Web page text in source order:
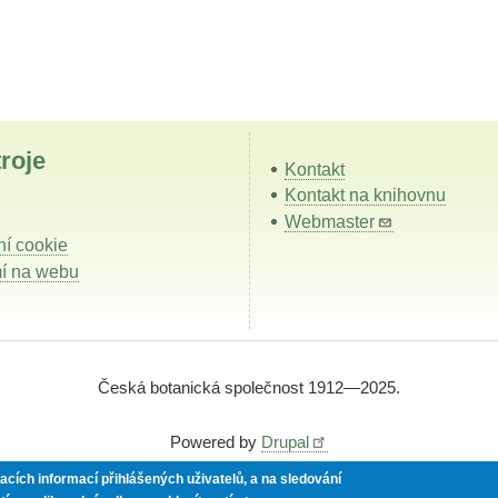
cookie
na webu
Kontakt
Kontakt na knihovnu
Webmaster
Česká botanická společnost 1912—2025.
Powered by Drupal
informací přihlášených uživatelů, a na sledování